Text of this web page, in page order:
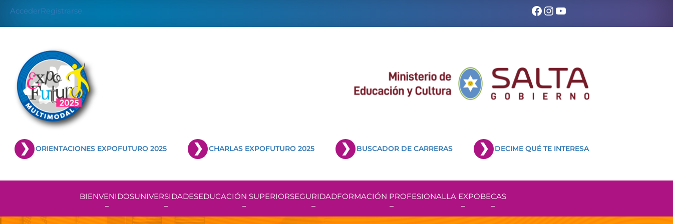
content
AccederRegistrarse Facebook
Instagram
YouTube
ORIENTACIONES EXPOFUTURO 2025 CHARLAS EXPOFUTURO 2025 BUSCADOR DE CARRERAS DECIME QUÉ TE INTERESA
BIENVENIDOSUNIVERSIDADESEDUCACIÓN SUPERIORSEGURIDADFORMACIÓN PROFESIONALLA EXPOBECAS